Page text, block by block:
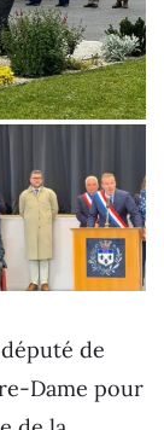
de
Dame pour